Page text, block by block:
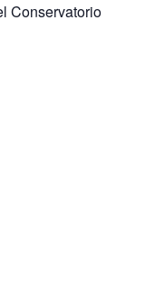
Conservatorio